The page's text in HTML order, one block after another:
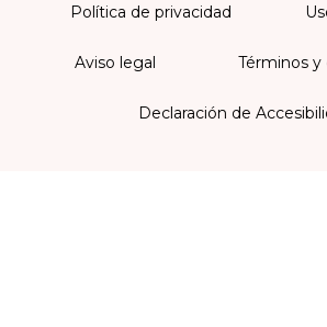
Política de privacidad
Aviso legal Términos
Declaración de